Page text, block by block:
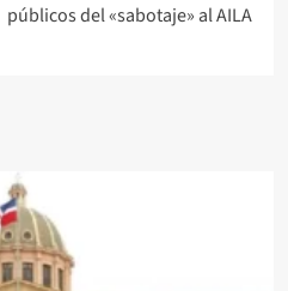
públicos del «sabotaje» al AILA